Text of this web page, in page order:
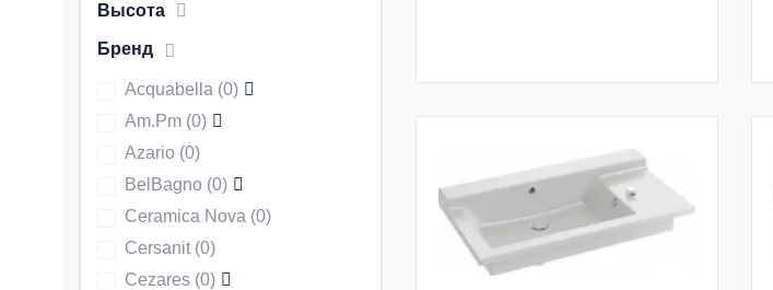
Высота
Бренд
Acquabella (0)
Am.Pm (0)
Azario (0)
BelBagno (0)
Ceramica Nova (0)
Cersanit (0)
Cezares (0)